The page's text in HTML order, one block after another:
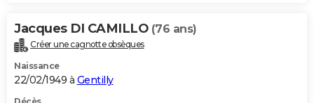
Jacques DI CAMILLO (76 ans)
Créer une cagnotte obsèques
Naissance
22/02/1949 à Gentilly